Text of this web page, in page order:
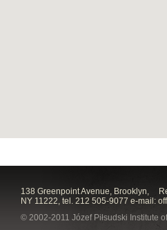
138 Greenpoint Avenue, Brooklyn,
NY 11222, tel. 212 505-9077 e-mail:
© 2002-2011 Józef Piłsudski Institute